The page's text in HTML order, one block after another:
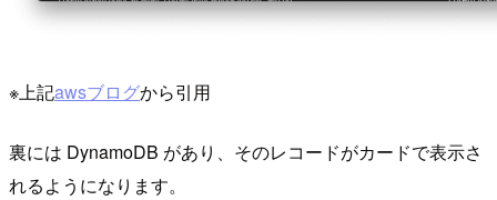
※上記awsブログから引用
裏には DynamoDB があり、そのレコードがカードで表示さ
れるようになります。